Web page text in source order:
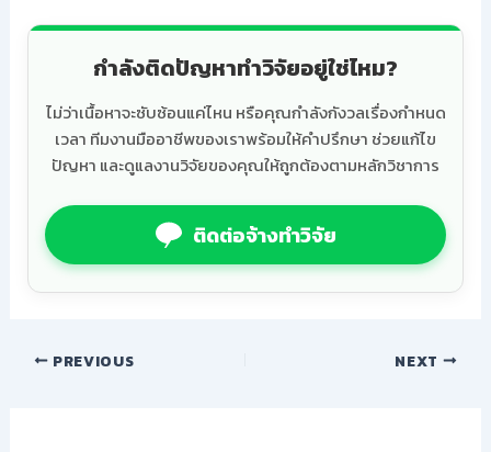
กำลังติดปัญหาทำวิจัยอยู่ใช่ไหม?
ไม่ว่าเนื้อหาจะซับซ้อนแค่ไหน หรือคุณกำลังกังวลเรื่องกำหนด
เวลา ทีมงานมืออาชีพของเราพร้อมให้คำปรึกษา ช่วยแก้ไข
ปัญหา และดูแลงานวิจัยของคุณให้ถูกต้องตามหลักวิชาการ
ติดต่อจ้างทำวิจัย
PREVIOUS NEXT